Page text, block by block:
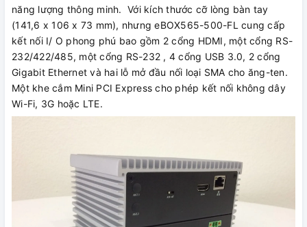
năng lượng thông minh. Với kích thước cỡ lòng bàn tay
(141,6 x 106 x 73 mm), nhưng eBOX565-500-FL cung cấp
kết nối I/ O phong phú bao gồm 2 cổng HDMI, một cổng RS-
232/422/485, một cổng RS-232 , 4 cổng USB 3.0, 2 cổng
Gigabit Ethernet và hai lỗ mở đầu nối loại SMA cho ăng-ten.
Một khe cắm Mini PCI Express cho phép kết nối không dây
Wi-Fi, 3G hoặc LTE.